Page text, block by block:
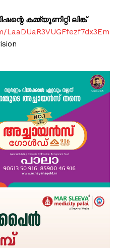
കമ്മ്യൂണിറ്റി ലിങ്ക്